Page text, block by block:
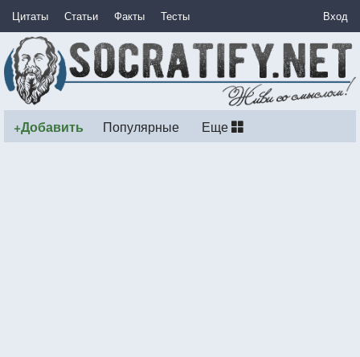
Цитаты Статьи Факты Тесты Вход
+Добавить Популярные Еще